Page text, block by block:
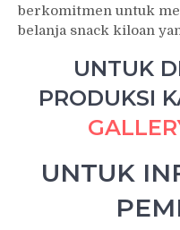
berkomitmen untuk
belanja snack kiloan
UNTUK
PRODUKSI
UNTUK